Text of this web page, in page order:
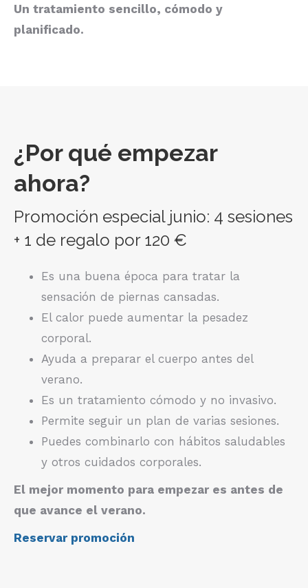
Un tratamiento sencillo, cómodo y
planificado.
¿Por qué empezar
ahora?
Promoción especial junio: 4 sesiones
+ 1 de regalo por 120 €
Es una buena época para tratar la
sensación de piernas cansadas.
El calor puede aumentar la pesadez
corporal.
Ayuda a preparar el cuerpo antes del
verano.
Es un tratamiento cómodo y no invasivo.
Permite seguir un plan de varias sesiones.
Puedes combinarlo con hábitos saludables
y otros cuidados corporales.
El mejor momento para empezar es antes de
que avance el verano.
Reservar promoción